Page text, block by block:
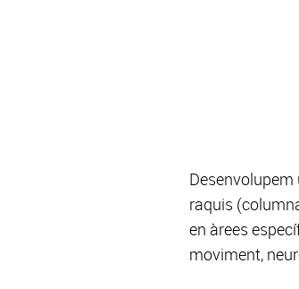
raquis
en àrees
moviment,